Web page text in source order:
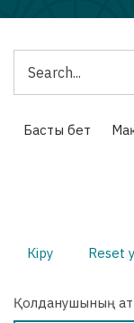
Main
navigation
Басты бет
tabs
Кіру (activeReset
Қолданушының